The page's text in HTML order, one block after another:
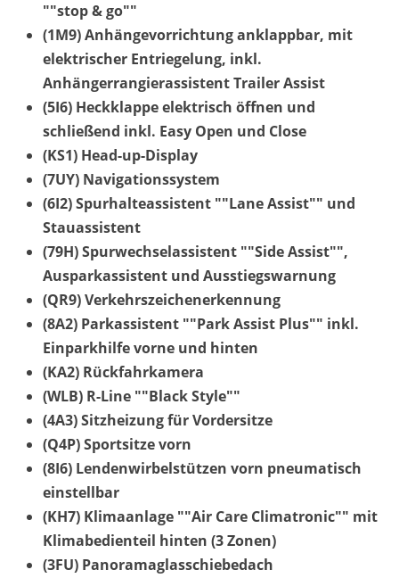
""stop & go""
(1M9) Anhängevorrichtung anklappbar, mit
elektrischer Entriegelung, inkl.
Anhängerrangierassistent Trailer Assist
(5I6) Heckklappe elektrisch öffnen und
schließend inkl. Easy Open und Close
(KS1) Head-up-Display
(7UY) Navigationssystem
(6I2) Spurhalteassistent ""Lane Assist"" und
Stauassistent
(79H) Spurwechselassistent ""Side Assist"",
Ausparkassistent und Ausstiegswarnung
(QR9) Verkehrszeichenerkennung
(8A2) Parkassistent ""Park Assist Plus"" inkl.
Einparkhilfe vorne und hinten
(KA2) Rückfahrkamera
(WLB) R-Line ""Black Style""
(4A3) Sitzheizung für Vordersitze
(Q4P) Sportsitze vorn
(8I6) Lendenwirbelstützen vorn pneumatisch
einstellbar
(KH7) Klimaanlage ""Air Care Climatronic"" mit
Klimabedienteil hinten (3 Zonen)
(3FU) Panoramaglasschiebedach